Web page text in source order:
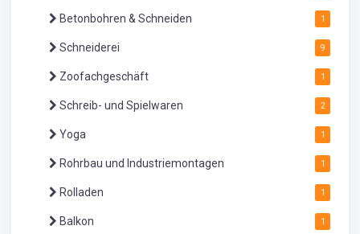
Betonbohren & Schneiden 1
Schneiderei 9
Zoofachgeschäft 1
Schreib- und Spielwaren 2
Yoga 1
Rohrbau und Industriemontagen 1
Rolladen 1
Balkon 1